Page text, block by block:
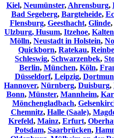
Kiel, Neumünster, Ahrensburg,
Bad Segeberg, Bargteheide,
Flensburg, Geesthacht, Glinde,
Ulzburg, Husum, Itzehoe,
Mölln, Neustadt in Holstein,
Quickborn, Ratekau,
Schleswig, Schwarzenbek,
Berlin, München, Köln,
Düsseldorf, Leipzig,
Hannover, Nürnberg, Duisburg,
Bonn, Münster, Mannheim,
Mönchengladbach,
Chemnitz⁠, Halle (Saale),
Krefeld, Mainz, Erfurt,
Potsdam, Saarbrücken,